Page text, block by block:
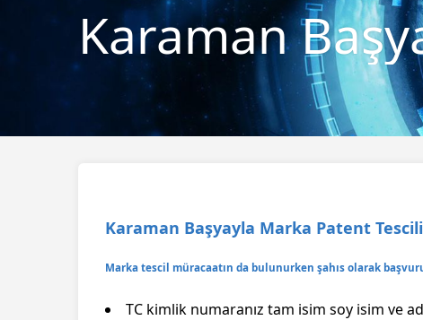
Karaman
Karaman Başyayla Marka Patent
Marka tescil müracaatın da bulunurken şahıs olarak
TC kimlik numaranız tam isim soy isim ve